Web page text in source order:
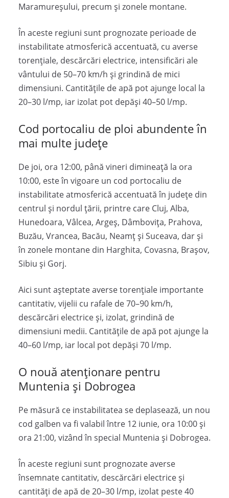
Maramureșului, precum și zonele montane.
În aceste regiuni sunt prognozate perioade de
instabilitate atmosferică accentuată, cu averse
torențiale, descărcări electrice, intensificări ale
vântului de 50–70 km/h și grindină de mici
dimensiuni. Cantitățile de apă pot ajunge local la
20–30 l/mp, iar izolat pot depăși 40–50 l/mp.
Cod portocaliu de ploi abundente în
mai multe județe
De joi, ora 12:00, până vineri dimineață la ora
10:00, este în vigoare un cod portocaliu de
instabilitate atmosferică accentuată în județe din
centrul și nordul țării, printre care Cluj, Alba,
Hunedoara, Vâlcea, Argeș, Dâmbovița, Prahova,
Buzău, Vrancea, Bacău, Neamț și Suceava, dar și
în zonele montane din Harghita, Covasna, Brașov,
Sibiu și Gorj.
Aici sunt așteptate averse torențiale importante
cantitativ, vijelii cu rafale de 70–90 km/h,
descărcări electrice și, izolat, grindină de
dimensiuni medii. Cantitățile de apă pot ajunge la
40–60 l/mp, iar local pot depăși 70 l/mp.
O nouă atenționare pentru
Muntenia și Dobrogea
Pe măsură ce instabilitatea se deplasează, un nou
cod galben va fi valabil între 12 iunie, ora 10:00 și
ora 21:00, vizând în special Muntenia și Dobrogea.
În aceste regiuni sunt prognozate averse
însemnate cantitativ, descărcări electrice și
cantități de apă de 20–30 l/mp, izolat peste 40